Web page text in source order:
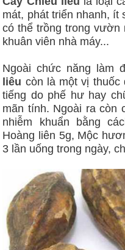
mát, phát triển nhanh, ít
có thể trồng trong vườn
khuân viên nhà máy...
Ngoài chức năng làm
liêu còn là một vị thuốc
tiếng do phế hư hay
mãn tính. Ngoài ra còn
nhiễm khuẩn bằng
Hoàng liên 5g, Mộc
3 lần uống trong ngày,